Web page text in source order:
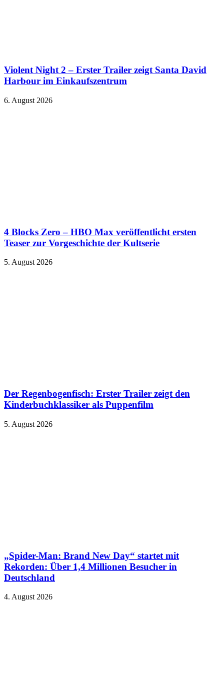
Violent Night 2 – Erster Trailer zeigt Santa David
Harbour im Einkaufszentrum
6. August 2026
4 Blocks Zero – HBO Max veröffentlicht ersten
Teaser zur Vorgeschichte der Kultserie
5. August 2026
Der Regenbogenfisch: Erster Trailer zeigt den
Kinderbuchklassiker als Puppenfilm
5. August 2026
„Spider-Man: Brand New Day“ startet mit
Rekorden: Über 1,4 Millionen Besucher in
Deutschland
4. August 2026